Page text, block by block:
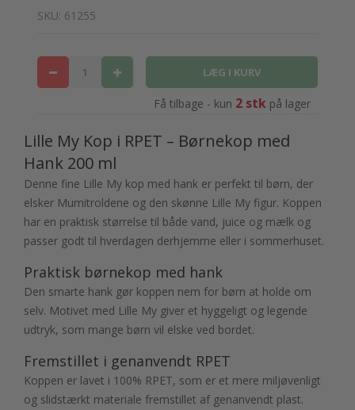
SKU: 61255
Få tilbage - kun 2 stkpå lager
Lille My Kop i RPET – Børnekop med
Hank 200 ml
Denne fine Lille My kop med hank er perfekt til børn, der
elsker Mumitroldene og den skønne Lille My figur. Koppen
har en praktisk størrelse til både vand, juice og mælk og
passer godt til hverdagen derhjemme eller i sommerhuset.
Praktisk børnekop med hank
Den smarte hank gør koppen nem for børn at holde om
selv. Motivet med Lille My giver et hyggeligt og legende
udtryk, som mange børn vil elske ved bordet.
Fremstillet i genanvendt RPET
Koppen er lavet i 100% RPET, som er et mere miljøvenligt
og slidstærkt materiale fremstillet af genanvendt plast.